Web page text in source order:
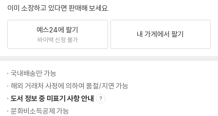
이미 소장하고 있다면 판매해 보세요.
예스24에 팔기
바이백 신청 불가
내 가게에서 팔기
국내배송만 가능
해외 거래처 사정에 의하여 품절/지연 가능
도서 정보 중 미표기 사항 안내
문화비소득공제 가능